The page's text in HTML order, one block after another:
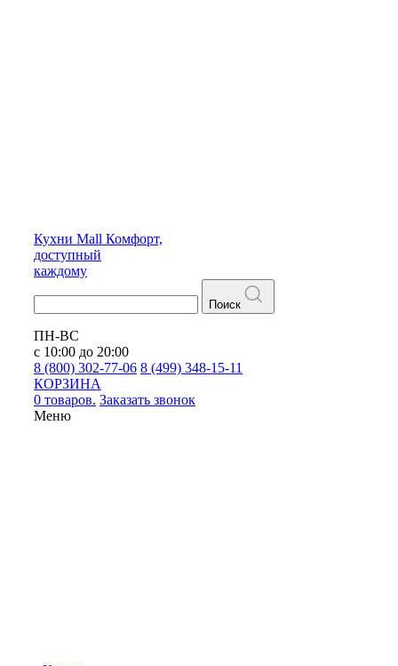
Кухни Mall Комфорт,
доступный
каждому
Поиск
ПН-ВС
с 10:00 до 20:00
8 (800) 302-77-06 8 (499) 348-15-11
КОРЗИНА
0 товаров. Заказать звонок
Меню